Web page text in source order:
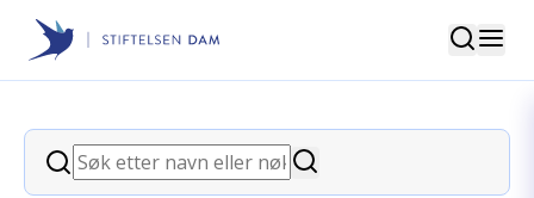
Stiftelsen Dam
Søk
Søk
Søk
back
Alltid Litt Sterkere